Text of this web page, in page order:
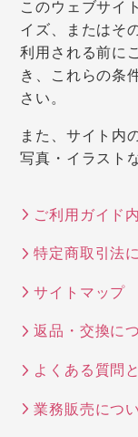
このウェブサイ
イズ、またはそ
利用される前に
き、これらの条
さい。
また、サイト内
写真・イラスト
ご利用ガイド
特定商取引法
サイトマップ
返品・交換に
よくある質問
業務販売につ